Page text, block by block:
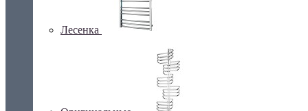
Лесенка